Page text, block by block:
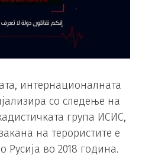
интернационалната
со следење на
група ИСИС,
на терористите е
Русија во 2018 година.